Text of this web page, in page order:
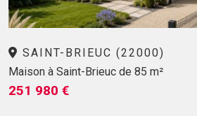
SAINT-BRIEUC (22000)
Maison à Saint-Brieuc de 85 m²
251 980 €